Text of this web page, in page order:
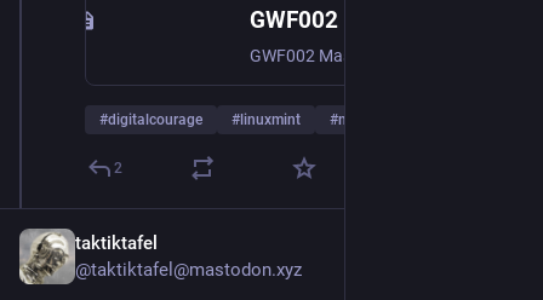
#digitalcourage # linuxmint #mastodon
2
taktiktafel
@taktiktafel@mastodon.xyz